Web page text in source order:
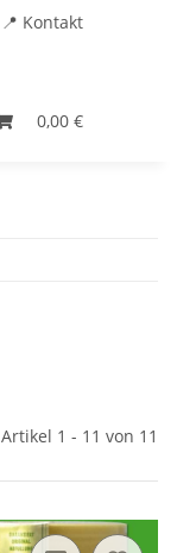
📍 Kontakt
0,00 €
Artikel 1 - 11 von 11